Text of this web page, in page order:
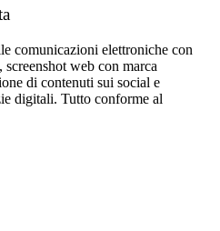
comunicazioni elettroniche con
web con marca
di contenuti sui social e
digitali. Tutto conforme al